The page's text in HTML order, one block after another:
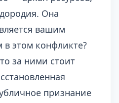
Она
вашим
этом конфликте?
за ними стоит
признание